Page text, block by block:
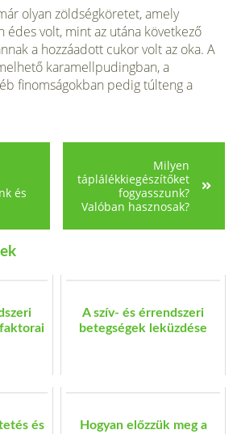
olyan zöldségköretet, amely
édes volt, mint az utána következő
a hozzáadott cukor volt az oka. A
kara­mellpudingban, a
finomságokban pedig túlteng a
és
Milyen
táplálékkiegészítőket
fogyasszunk?
Valóban hasznosak?
A szív- és érrendszeri
betegségek leküzdése
és
Hogyan előzzük meg a